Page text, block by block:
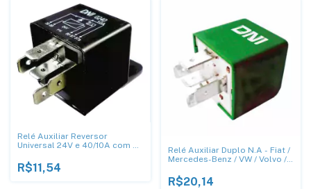
Relé Auxiliar Reversor
Universal 24V e 40/10A com 5
R$11,54
Relé Auxiliar Duplo N.A - Fiat /
Mercedes-Benz / VW / Volvo /
R$20,14